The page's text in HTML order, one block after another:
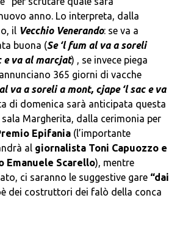
anno. Lo interpreta, dalla
il Vecchio Venerando: se va a
buona (Se ‘l fum al va a soreli
e va al marcjat) , se invece piega
365 giorni di vacche
va a soreli a mont, cjape ‘l sac e va
di domenica sarà anticipata questa
sala Margherita, dalla cerimonia per
Epifania (l’importante
al giornalista Toni Capuozzo e
Emanuele Scarello), mentre
ci saranno le suggestive gare “dai
dei costruttori dei falò della conca